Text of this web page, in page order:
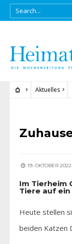
Aktuelles
19. OKTOBER 2022
Im Tierheim
Tiere auf
Heute stellen
beiden Katzen